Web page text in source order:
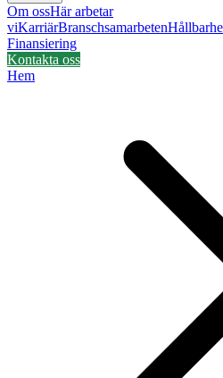
Om ossHär arbetar
viKarriärBranschsamarbeten
Finansiering
Kontakta oss
Hem